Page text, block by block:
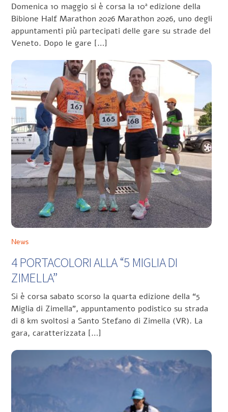
Domenica 10 maggio si è corsa la 10ª edizione della
Bibione Half Marathon 2026 Marathon 2026, uno degli
appuntamenti più partecipati delle gare su strade del
Veneto. Dopo le gare […]
News
4 PORTACOLORI ALLA “5 MIGLIA DI
ZIMELLA”
Si è corsa sabato scorso la quarta edizione della “5
Miglia di Zimella”, appuntamento podistico su strada
di 8 km svoltosi a Santo Stefano di Zimella (VR). La
gara, caratterizzata […]